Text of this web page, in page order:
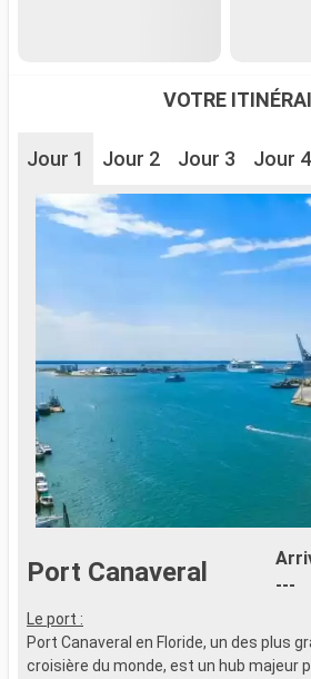
VOTRE
Jour 1 Jour 2 Jour 3 Jour 4
Port Canaveral
---
Le port :
Port Canaveral en Floride, un des plus
croisière du monde, est un hub majeur